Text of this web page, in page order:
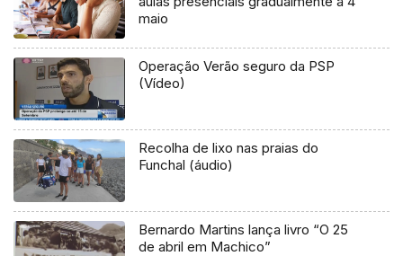
maio
Operação Verão seguro da PSP
(Vídeo)
Recolha de lixo nas praias do
Funchal (áudio)
Bernardo Martins lança livro “O 25
de abril em Machico”